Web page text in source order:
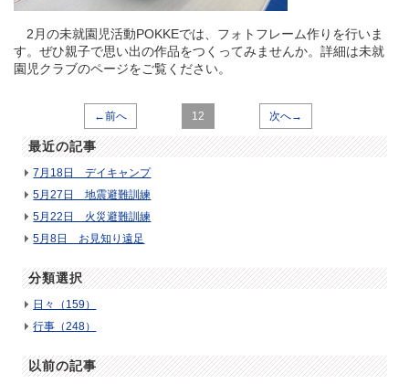
2月の未就園児活動POKKEでは、フォトフレーム作りを行いま
す。ぜひ親子で思い出の作品をつくってみませんか。詳細は未就
園児クラブのページをご覧ください。
←前へ 12 次へ→
最近の記事
7月18日 デイキャンプ
5月27日 地震避難訓練
5月22日 火災避難訓練
5月8日 お見知り遠足
分類選択
日々（159）
行事（248）
以前の記事